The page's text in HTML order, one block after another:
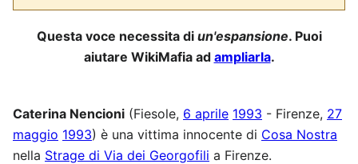
Questa voce necessita di un'espansione. Puoi
aiutare WikiMafia ad ampliarla.
Caterina Nencioni (Fiesole, 6 aprile 1993 - Firenze, 27
maggio 1993) è una vittima innocente di Cosa Nostra
nella Strage di Via dei Georgofili a Firenze.